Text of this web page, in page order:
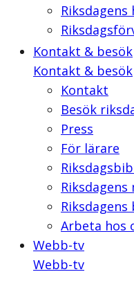
Kontakt & besök
Kontakt & besök
Kontakt
Besök
Press
För lärare
Arbeta hos
Webb-tv
Webb-tv